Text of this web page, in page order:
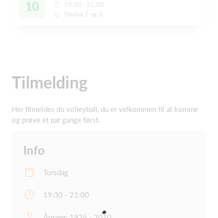
10
19:30 - 21:00
Flexhal 2 og 3
Tilmelding
Her tilmeldes du volleyball, du er velkommen til at komme
og prøve et par gange først.
Info
Torsdag
19:30 - 21:00